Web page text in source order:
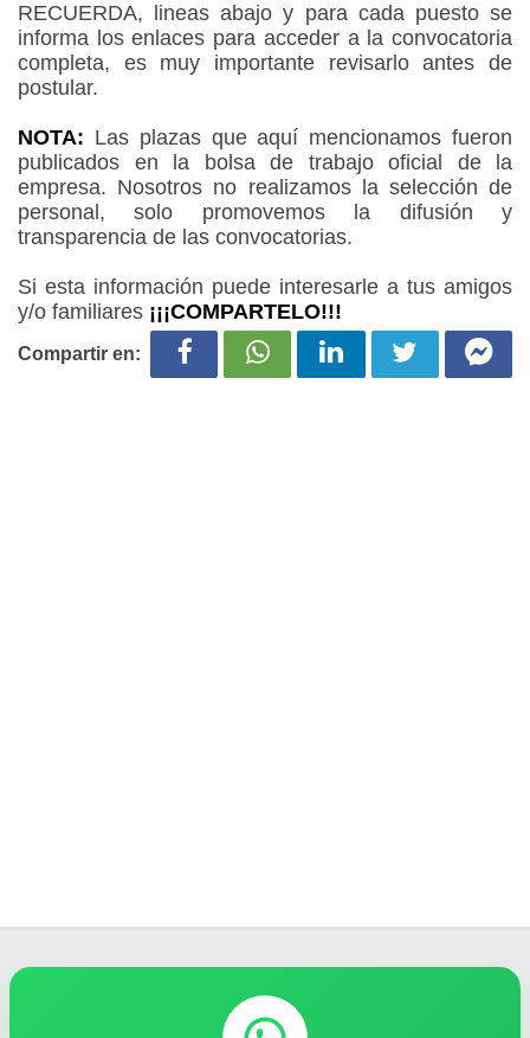
RECUERDA, lineas abajo y para cada puesto se
informa los enlaces para acceder a la convocatoria
completa, es muy importante revisarlo antes de
postular.
NOTA: Las plazas que aquí mencionamos fueron
publicados en la bolsa de trabajo oficial de la
empresa. Nosotros no realizamos la selección de
personal, solo promovemos la difusión y
transparencia de las convocatorias.
Si esta información puede interesarle a tus amigos
y/o familiares ¡¡¡COMPARTELO!!!
Compartir en: